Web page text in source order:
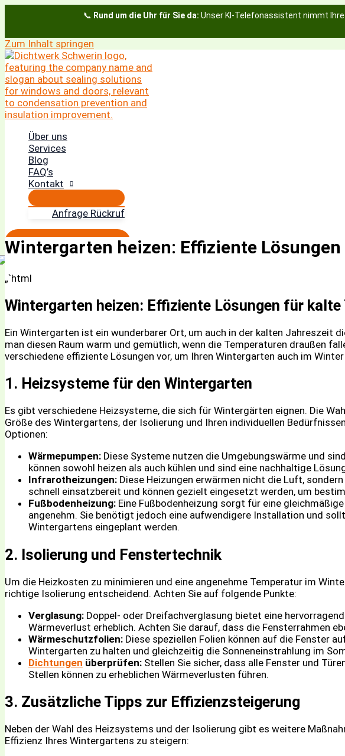
📞 Rund um die Uhr für Sie da: Unser KI-Telefonassistent nimmt
Zum Inhalt springen
Über uns
Services
Blog
FAQ’s
Kontakt
Anfrage Rückruf
Termin vereinbaren
Wintergarten heizen: Effiziente
„`html
Wintergarten heizen: Effiziente Lösungen für kalte
Ein Wintergarten ist ein wunderbarer Ort, um auch in der kalten Jahreszeit
man diesen Raum warm und gemütlich, wenn die Temperaturen draußen
verschiedene effiziente Lösungen vor, um Ihren Wintergarten auch im
1. Heizsysteme für den Wintergarten
Es gibt verschiedene Heizsysteme, die sich für Wintergärten eignen. Die
Größe des Wintergartens, der Isolierung und Ihren individuellen
Optionen:
Wärmepumpen: Diese Systeme nutzen die Umgebungswärme und
können sowohl heizen als auch kühlen und sind eine nachhaltige
Infrarotheizungen: Diese Heizungen erwärmen nicht die Luft,
schnell einsatzbereit und können gezielt eingesetzt werden, um
Fußbodenheizung: Eine Fußbodenheizung sorgt für eine
angenehm. Sie benötigt jedoch eine aufwendigere Installation und
Wintergartens eingeplant werden.
2. Isolierung und Fenstertechnik
Um die Heizkosten zu minimieren und eine angenehme Temperatur im
richtige Isolierung entscheidend. Achten Sie auf folgende Punkte:
Verglasung: Doppel- oder Dreifachverglasung bietet eine
Wärmeverlust erheblich. Achten Sie darauf, dass die Fensterrahmen
Wärmeschutzfolien: Diese speziellen Folien können auf die Fenster
Wintergarten zu halten und gleichzeitig die Sonneneinstrahlung im
Dichtungen überprüfen: Stellen Sie sicher, dass alle Fenster und
Stellen können zu erheblichen Wärmeverlusten führen.
3. Zusätzliche Tipps zur Effizienzsteigerung
Neben der Wahl des Heizsystems und der Isolierung gibt es weitere
Effizienz Ihres Wintergartens zu steigern: